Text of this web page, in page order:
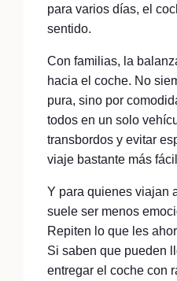
para varios días, el
sentido.
Con familias, la
hacia el coche. No
pura, sino por
todos en un solo
transbordos y evitar
viaje bastante más
Y para quienes viajan
suele ser menos
Repiten lo que les
Si saben que pueden
entregar el coche con